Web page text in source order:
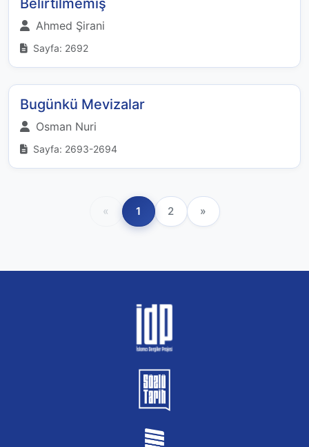
Ahmed Şirani
Sayfa: 2692
Bugünkü Mevizalar
Osman Nuri
Sayfa: 2693-2694
« 1 2 »